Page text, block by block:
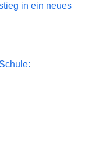
in ein neues